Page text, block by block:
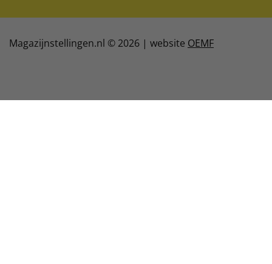
Magazijnstellingen.nl © 2026 | website OEMF